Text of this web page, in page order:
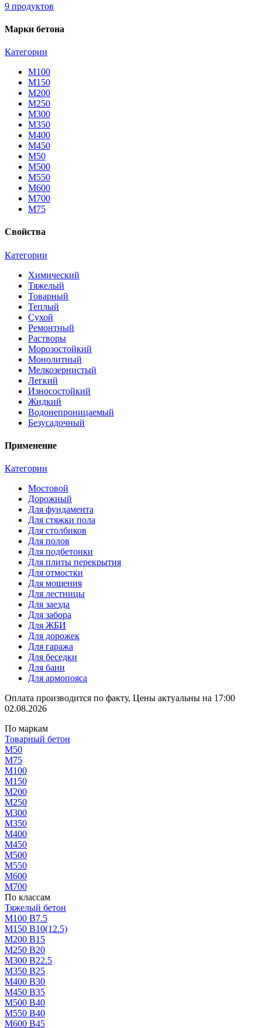
9 продуктов
Марки бетона
Категории
М100
М150
М200
М250
М300
М350
М400
М450
М50
М500
М550
М600
М700
М75
Свойства
Категории
Химический
Тяжелый
Товарный
Теплый
Сухой
Ремонтный
Растворы
Морозостойкий
Монолитный
Мелкозернистый
Легкий
Износостойкий
Жидкий
Водонепроницаемый
Безусадочный
Применение
Категории
Мостовой
Дорожный
Для фундамента
Для стяжки пола
Для столбиков
Для полов
Для подбетонки
Для плиты перекрытия
Для отмостки
Для мощения
Для лестницы
Для заезда
Для забора
Для ЖБИ
Для дорожек
Для гаража
Для беседки
Для бани
Для армопояса
Оплата производится по факту, Цены актуальны на 17:00
02.08.2026
По маркам
Товарный бетон
М50
М75
М100
М150
М200
М250
М300
М350
М400
М450
М500
М550
М600
М700
По классам
Тяжелый бетон
М100 В7.5
М150 В10(12.5)
М200 В15
М250 В20
М300 В22.5
М350 В25
М400 В30
М450 В35
М500 В40
М550 В40
М600 В45